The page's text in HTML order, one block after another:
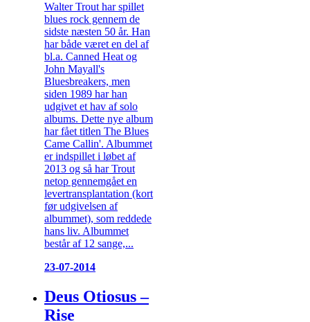
Walter Trout har spillet
blues rock gennem de
sidste næsten 50 år. Han
har både været en del af
bl.a. Canned Heat og
John Mayall's
Bluesbreakers, men
siden 1989 har han
udgivet et hav af solo
albums. Dette nye album
har fået titlen The Blues
Came Callin'. Albummet
er indspillet i løbet af
2013 og så har Trout
netop gennemgået en
levertransplantation (kort
før udgivelsen af
albummet), som reddede
hans liv. Albummet
består af 12 sange,...
23-07-2014
Deus Otiosus –
Rise